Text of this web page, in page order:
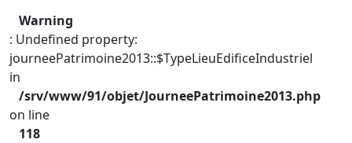
Warning
: Undefined property:
journeePatrimoine2013::$TypeLieuEdificeIndustriel
in
/srv/www/91/objet/JourneePatrimoine2013.php
on line
118